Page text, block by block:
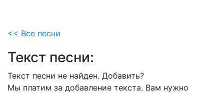
<< Все песни
Текст песни:
Текст песни не найден. Добавить?
Мы платим за добавление текста. Вам нужно